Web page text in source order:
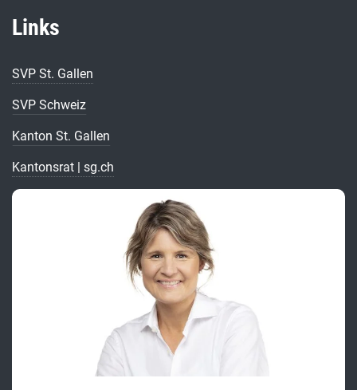
Links
SVP St. Gallen
SVP Schweiz
Kanton St. Gallen
Kantonsrat | sg.ch